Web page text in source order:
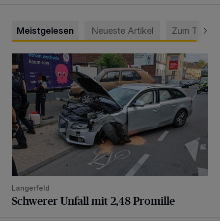
Meistgelesen Neueste Artikel Zum Thema
Schwerer Unfall mit 2,48 Promille
Langerfeld
Schwerer Unfall mit 2,48 Promille